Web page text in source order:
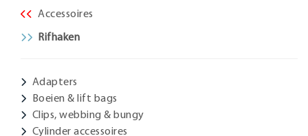
Accessoires
Rifhaken
Adapters
Boeien & lift bags
Clips, webbing & bungy
Cylinder accessoires